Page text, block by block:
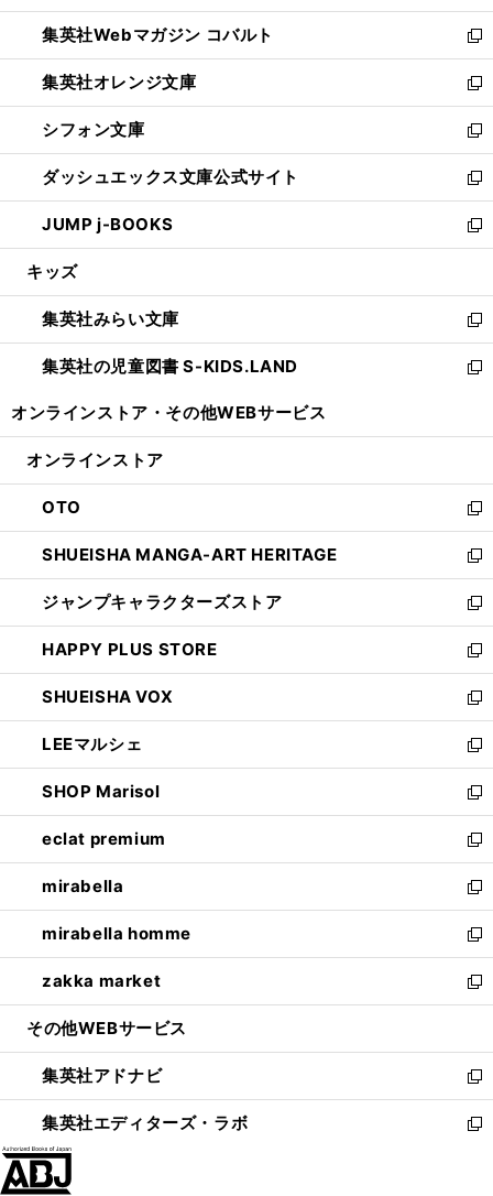
開
く
ウ
で
開
く
ン
ド
ウ
で
開
く
ウ
ィ
ン
ド
ウ
で
開
く
集英社Webマガジン コバルト
新
し
い
ウ
ィ
ン
ド
ウ
で
開
集英社オレンジ文庫
新
し
い
ウ
ィ
ン
ド
ウ
開
く
シフォン文庫
新
し
い
ウ
ィ
ン
ウ
で
開
く
ダッシュエックス文庫公式サイト
新
し
い
ウ
ン
ド
ウ
で
JUMP j-BOOKS
新
し
ウ
ィ
ン
ド
開
キッズ
集英社みらい文庫
新
し
い
ン
ウ
で
開
く
集英社の児童図書 S-KIDS.LAND
新
ウ
ン
ド
ウ
で
開
く
オンラインストア・ その他WEBサービス
オンラインストア
OTO
新
し
い
ウ
ィ
ン
ド
ウ
で
開
く
SHUEISHA MANGA-ART HERITAGE
新
し
い
ウ
ィ
ン
ド
ウ
で
開
く
ジャンプキャラクターズストア
新
し
い
ウ
ィ
ン
ド
ウ
で
開
く
HAPPY PLUS STORE
新
し
い
ウ
ィ
ン
ド
ウ
で
開
く
SHUEISHA VOX
新
し
い
ウ
ィ
ン
ド
ウ
で
開
く
LEEマルシェ
新
し
い
ウ
ィ
ン
ド
ウ
で
開
く
SHOP Marisol
新
し
い
ウ
ィ
ン
ド
ウ
で
開
eclat premium
新
し
い
ウ
ィ
ン
ド
ウ
開
く
mirabella
新
し
い
ウ
ィ
ン
ウ
で
開
く
mirabella homme
新
し
い
ウ
ン
ド
ウ
で
zakka market
新
し
ウ
ィ
ン
ド
その他WEBサービス
集英社アドナビ
新
し
い
集英社エディターズ・ラボ
新